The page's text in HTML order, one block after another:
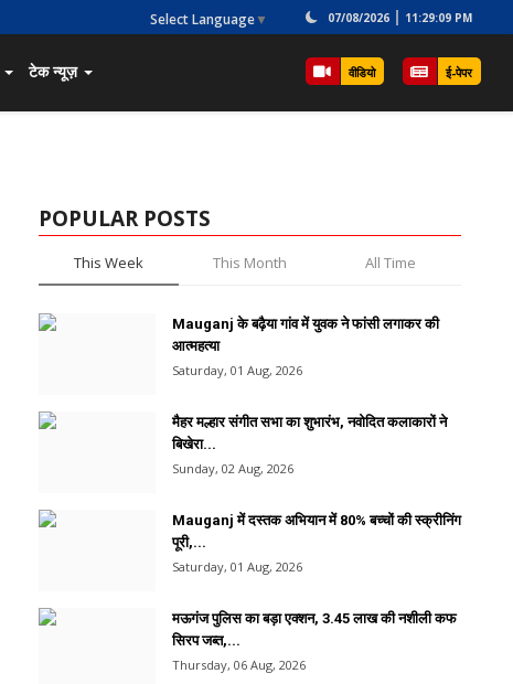
Select Language▼ 07/08/2026 11:29:09 PM
टेक न्यूज़ वीडियो ई-पेपर
POPULAR POSTS
This Week This Month All Time
Mauganj के बढ़ैया गांव में युवक ने फांसी लगाकर की
आत्महत्या
Saturday, 01 Aug, 2026
मैहर मल्हार संगीत सभा का शुभारंभ, नवोदित कलाकारों ने
बिखेरा...
Sunday, 02 Aug, 2026
Mauganj में दस्तक अभियान में 80% बच्चों की स्क्रीनिंग
पूरी,...
Saturday, 01 Aug, 2026
मऊगंज पुलिस का बड़ा एक्शन, 3.45 लाख की नशीली कफ
सिरप जब्त,...
Thursday, 06 Aug, 2026